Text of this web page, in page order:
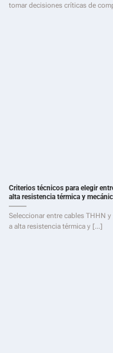
tomar decisiones críticas de
Criterios técnicos para elegir
alta resistencia térmica y
Seleccionar entre cables THHN
a alta resistencia térmica y [...]